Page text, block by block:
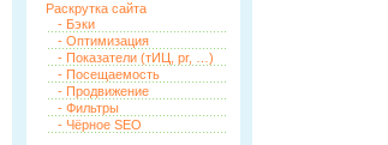
Раскрутка сайта
- Бэки
- Оптимизация
- Показатели (тИЦ, pr, …)
- Посещаемость
- Продвижение
- Фильтры
- Чёрное SEO